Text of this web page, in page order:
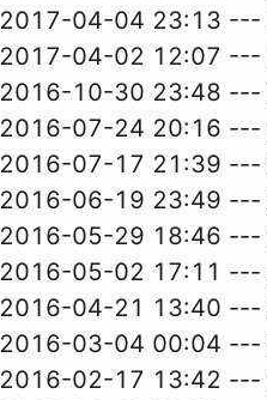
2017-04-04 23:13 ---
2017-04-02 12:07 ---
2016-10-30 23:48 ---
2016-07-24 20:16 ---
2016-07-17 21:39 ---
2016-06-19 23:49 ---
2016-05-29 18:46 ---
2016-05-02 17:11 ---
2016-04-21 13:40 ---
2016-03-04 00:04 ---
2016-02-17 13:42 ---